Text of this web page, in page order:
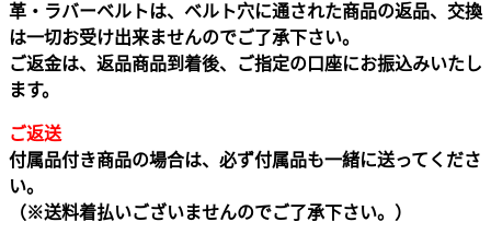
革・ラバーベルトは、ベルト穴に通された商品の返品、交換
は一切お受け出来ませんのでご了承下さい。
ご返金は、返品商品到着後、ご指定の口座にお振込みいたし
ます。
ご返送
付属品付き商品の場合は、必ず付属品も一緒に送ってくださ
い。
（※送料着払いございませんのでご了承下さい。）